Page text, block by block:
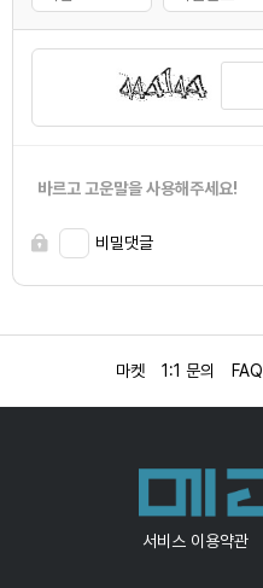
바르고 고운말을 사용해주세요!
비밀댓글
마켓 1:1 문의 FAQ
서비스 이용약관